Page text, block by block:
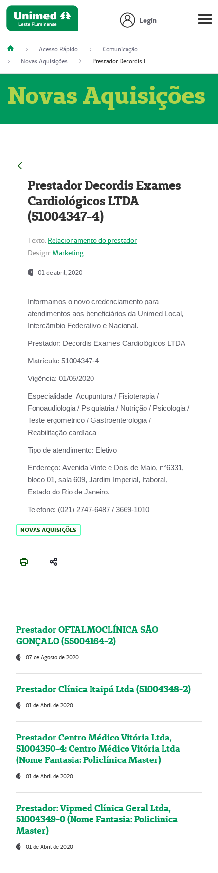
Login
Acesso Rápido
Comunicação
Novas Aquisições
Prestador Decordis Exames Cardiológicos LTDA (51004347-4)
Novas Aquisições
Prestador Decordis Exames
Cardiológicos LTDA
(51004347-4)
Texto: Relacionamento do prestador
Design: Marketing
01 de abril, 2020
Informamos o novo credenciamento para
atendimentos aos beneficiários da Unimed Local,
Intercâmbio Federativo e Nacional.
Prestador: Decordis Exames Cardiológicos LTDA
Matrícula: 51004347-4
Vigência: 01/05/2020
Especialidade: Acupuntura / Fisioterapia /
Fonoaudiologia / Psiquiatria / Nutrição / Psicologia /
Teste ergométrico / Gastroenterologia /
Reabilitação cardíaca
Tipo de atendimento: Eletivo
Endereço: Avenida Vinte e Dois de Maio, n°6331,
bloco 01, sala 609, Jardim Imperial, Itaboraí,
Estado do Rio de Janeiro.
Telefone: (021) 2747-6487 / 3669-1010
NOVAS AQUISIÇÕES
Prestador OFTALMOCLÍNICA SÃO
GONÇALO (55004164-2)
07 de Agosto de 2020
Prestador Clínica Itaipú Ltda (51004348-2)
01 de Abril de 2020
Prestador Centro Médico Vitória Ltda,
51004350-4: Centro Médico Vitória Ltda
(Nome Fantasia: Policlínica Master)
01 de Abril de 2020
Prestador: Vipmed Clínica Geral Ltda,
51004349-0 (Nome Fantasia: Policlínica
Master)
01 de Abril de 2020